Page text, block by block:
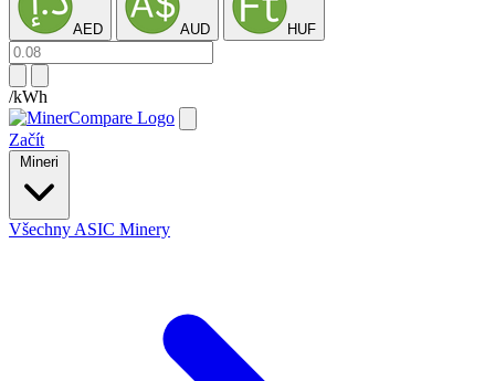
AED AUD HUF
/kWh
Začít
Mineri
Všechny ASIC Minery